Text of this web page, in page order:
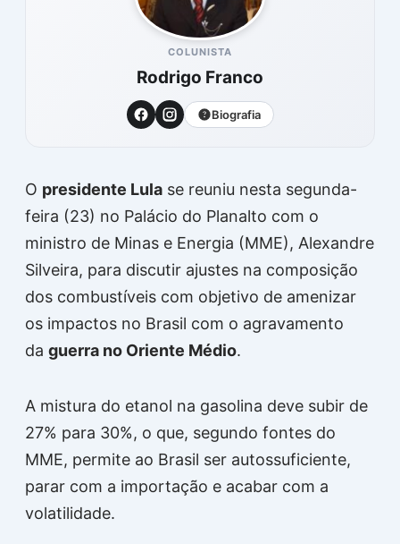
COLUNISTA
Rodrigo Franco
Biografia
O presidente Lulase reuniu nesta segunda-
feira (23) no Palácio do Planalto com o
ministro de Minas e Energia (MME), Alexandre
Silveira, para discutir ajustes na composição
dos combustíveis com objetivo de amenizar
os impactos no Brasil com o agravamento
da guerra no Oriente Médio.
A mistura do etanol na gasolina deve subir de
27% para 30%, o que, segundo fontes do
MME, permite ao Brasil ser autossuficiente,
parar com a importação e acabar com a
volatilidade.